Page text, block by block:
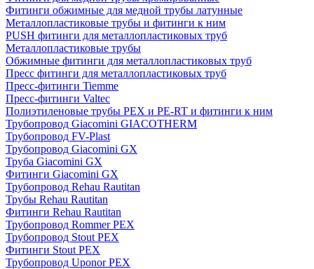
Фитинги обжимные для медной трубы латунные
Металлопластиковые трубы и фитинги к ним
PUSH фитинги для металлопластиковых труб
Металлопластиковые трубы
Обжимные фитинги для металлопластиковых труб
Пресс фитинги для металлопластиковых труб
Пресс-фитинги Tiemme
Пресс-фитинги Valtec
Полиэтиленовые трубы PEX и PE-RT и фитинги к ним
Трубопровод Giacomini GIACOTHERM
Трубопровод FV-Plast
Трубопровод Giacomini GX
Труба Giacomini GX
Фитинги Giacomini GX
Трубопровод Rehau Rautitan
Трубы Rehau Rautitan
Фитинги Rehau Rautitan
Трубопровод Rommer PEX
Трубопровод Stout PEX
Фитинги Stout PEX
Трубопровод Uponor PEX